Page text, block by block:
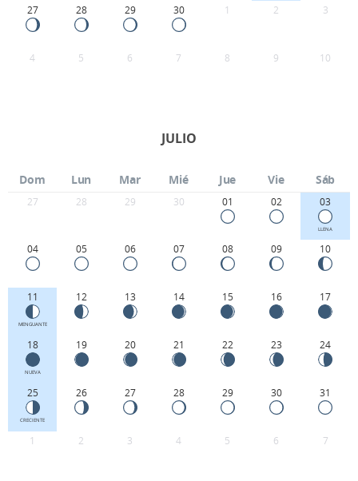
27 28 29 30 1 2 3
4 5 6 7 8 9 10
JULIO
Dom Lun Mar Mié Jue Vie Sáb
27 28 29 30 01 02 03
LLENA
04 05 06 07 08 09 10
11
MENGUANTE
12 13 14 15 16 17
18
NUEVA
19 20 21 22 23 24
25
CRECIENTE
26 27 28 29 30 31
1 2 3 4 5 6 7